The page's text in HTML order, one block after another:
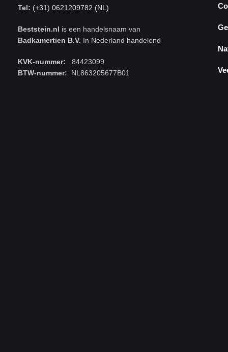
Tel: (+31) 0621209782 (NL)
Beststein.nl is een handelsnaam van
Badkamertien B.V. In Nederland handelend
KVK-nummer: 84423099
BTW-nummer: NL863205677B01